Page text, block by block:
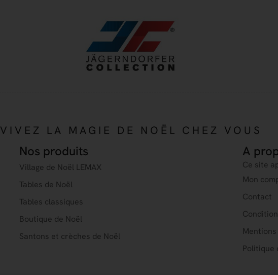
VIVEZ LA MAGIE DE NOËL CHEZ VOUS
Nos produits
Village de Noël LEMAX
Tables de Noël
Tables classiques
Boutique de Noël
Santons et crèches de Noël
A
Ce site
Mon
Contact
Politique